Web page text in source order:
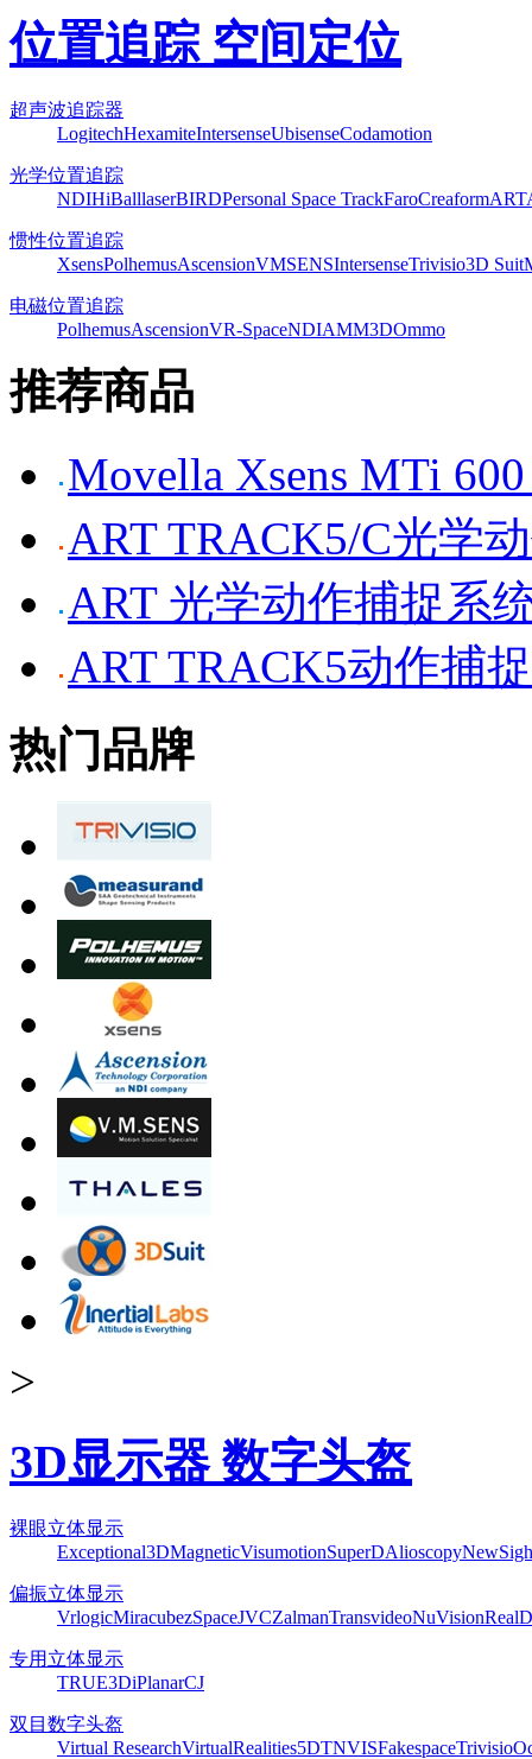
位置追踪 空间定位
超声波追踪器
LogitechHexamiteIntersenseUbisenseCodamotion
光学位置追踪
NDIHiBalllaserBIRDPersonal Space TrackFaroCreaformART
惯性位置追踪
XsensPolhemusAscensionVMSENSIntersenseTrivisio3D Suit
电磁位置追踪
PolhemusAscensionVR-SpaceNDIAMM3DOmmo
推荐商品
Movella Xsens MTi
ART TRACK5/C光学
ART 光学动作捕捉系
ART TRACK5动作捕
热门品牌
>
3D显示器 数字头盔
裸眼立体显示
Exceptional3DMagneticVisumotionSuperDAlioscopy
偏振立体显示
VrlogicMiracubezSpaceJVCZalmanTransvideoNuVisionRealD
专用立体显示
TRUE3DiPlanarCJ
双目数字头盔
Virtual ResearchVirtualRealities5DTNVISFakespaceTrivisio